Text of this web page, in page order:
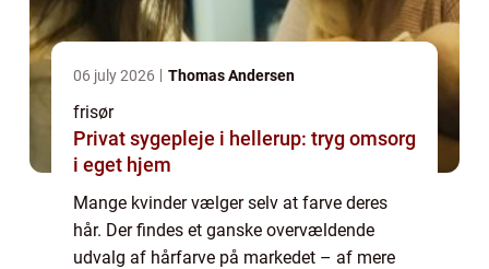
06 july 2026 Thomas Andersen
frisør
Privat sygepleje i hellerup: tryg omsorg
i eget hjem
Mange kvinder vælger selv at farve deres
hår. Der findes et ganske overvældende
udvalg af hårfarve på markedet – af mere